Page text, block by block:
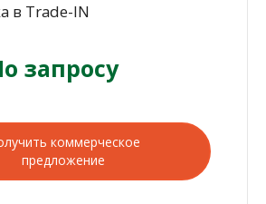
в Trade-IN
запросу
коммерческое
предложение